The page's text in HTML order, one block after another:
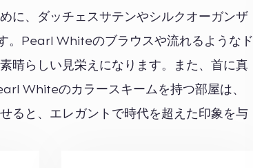
に、ダッチェスサテンやシルクオーガンザ
。Pearl Whiteのブラウスや流れるようなド
晴らしい見栄えになります。また、首に真
Whiteのカラースキームを持つ部屋は、
ると、エレガントで時代を超えた印象を与